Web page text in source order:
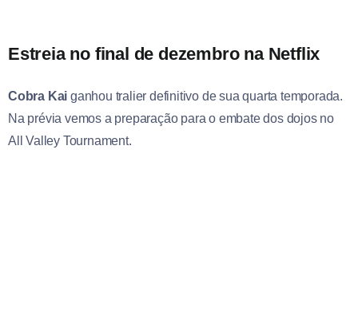
Estreia no final de dezembro na Netflix
Cobra Kai ganhou tralier definitivo de sua quarta temporada.
Na prévia vemos a preparação para o embate dos dojos no
All Valley Tournament.